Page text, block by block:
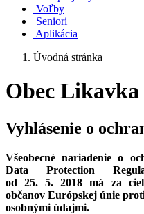
Voľby
Seniori
Aplikácia
Úvodná stránka
Obec Likavka
Vyhlásenie o
Všeobecné nariadenie o
Data Protection
od 25. 5. 2018 má za
občanov Európskej únie
osobnými údajmi.